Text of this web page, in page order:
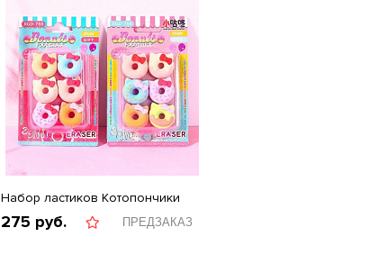
Набор ластиков Котопончики
275 руб. ПРЕДЗАКАЗ